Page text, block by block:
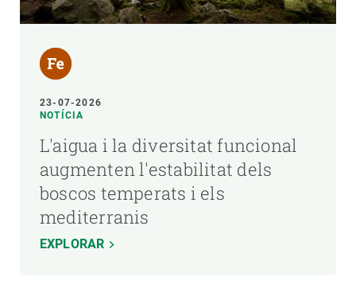
23-07-2026
NOTÍCIA
L'aigua i la diversitat funcional
augmenten l'estabilitat dels
boscos temperats i els
mediterranis
EXPLORAR